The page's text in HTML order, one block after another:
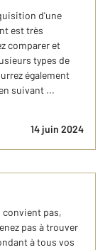
d'une
est très
comparer et
types de
également
suivant ...
14 juin 2024
pas,
pas à trouver
à tous vos